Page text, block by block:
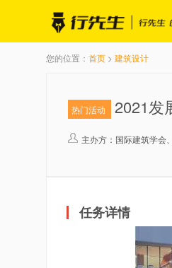
您的位置： 首页 > 建筑设计
热门活动 2021发
主办方： 国际建筑学会
任务详情